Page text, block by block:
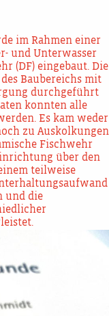
im Rahmen einer
und Unterwasser
(DF) eingebaut. Die
Baubereichs mit
durchgeführt
konnten alle
Es kam weder
zu Auskolkungen
Fischwehr
über den
teilweise
und die